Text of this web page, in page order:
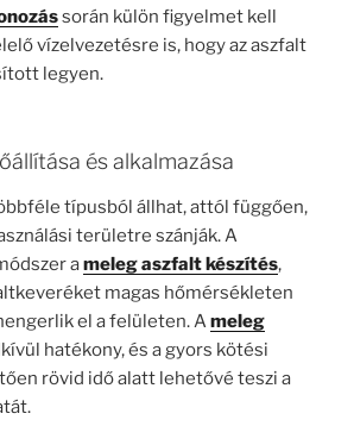
során külön figyelmet kell
vízelvezetésre is, hogy az aszfalt
legyen.
és alkalmazása
típusból állhat, attól függően,
területre szánják. A
ameleg aszfalt készítés,
magas hőmérsékleten
el a felületen. Ameleg
hatékony, és a gyors kötési
rövid idő alatt lehetővé teszi a